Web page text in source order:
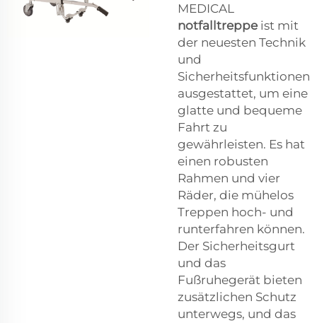
MEDICAL
notfalltreppe ist mit
der neuesten Technik
und
Sicherheitsfunktionen
ausgestattet, um eine
glatte und bequeme
Fahrt zu
gewährleisten. Es hat
einen robusten
Rahmen und vier
Räder, die mühelos
Treppen hoch- und
runterfahren können.
Der Sicherheitsgurt
und das
Fußruhegerät bieten
zusätzlichen Schutz
unterwegs, und das